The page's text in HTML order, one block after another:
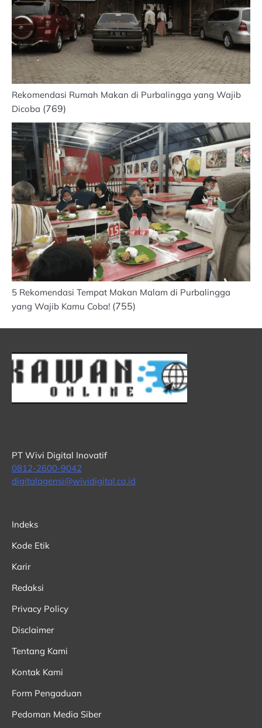
Rekomendasi Rumah Makan di Purbalingga yang Wajib
Dicoba (769)
5 Rekomendasi Tempat Makan Malam di Purbalingga
yang Wajib Kamu Coba! (755)
PT Wivi Digital Inovatif
0812-2600-9042
digitalagensi@wividigital.co.id
Indeks
Kode Etik
Karir
Redaksi
Privacy Policy
Disclaimer
Tentang Kami
Kontak Kami
Form Pengaduan
Pedoman Media Siber